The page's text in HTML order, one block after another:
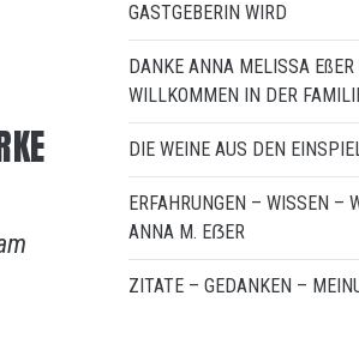
GASTGEBERIN WIRD
DANKE ANNA MELISSA EßER
WILLKOMMEN IN DER
DIE WEINE AUS DEN
ERFAHRUNGEN – WISSEN –
ANNA M. EẞER
ZITATE – GEDANKEN –